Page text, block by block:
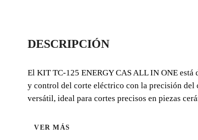
DESCRIPCIÓN
El KIT TC-125 ENERGY CAS ALL IN ONE
y control del corte eléctrico con la precisión del
versátil, ideal para cortes precisos en piezas
VER MÁS